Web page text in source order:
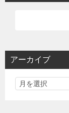
アーカイブ